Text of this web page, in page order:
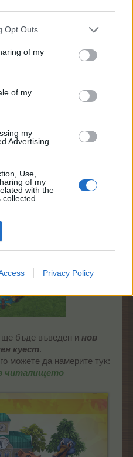
Opt Outs
of my
of my
my
Advertising.
Use,
of my
with the
Privacy Policy
ще бъде въведен и нов
куест.
можете да намерите тук:
читалището